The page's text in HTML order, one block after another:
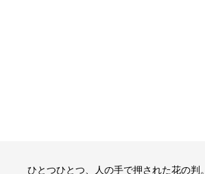
ひとつひとつ、人の手で押された花の判。